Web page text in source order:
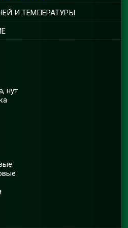
И ТЕМПЕРАТУРЫ
нут